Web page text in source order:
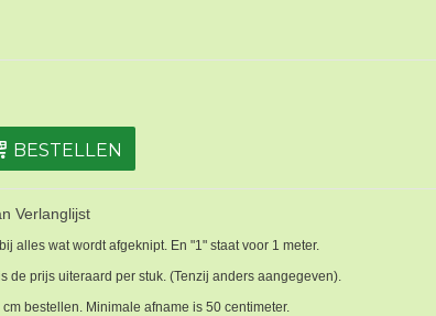
BESTELLEN
Verlanglijst
alles wat wordt afgeknipt. En "1" staat voor 1 meter.
de prijs uiteraard per stuk. (Tenzij anders aangegeven).
bestellen. Minimale afname is 50 centimeter.